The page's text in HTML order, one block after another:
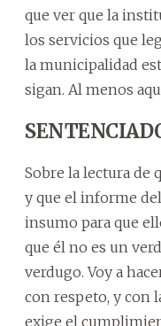
que ver que la
los servicios que
la municipalidad
sigan. Al menos
Sobre la lectura de
y que el informe
insumo para que
que él no es un
verdugo. Voy a
con respeto, y con
exige el